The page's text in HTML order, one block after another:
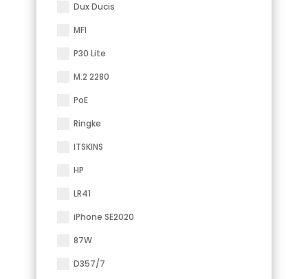
Dux Ducis
MFI
P30 Lite
M.2 2280
PoE
Ringke
ITSKINS
HP
LR41
iPhone SE2020
87W
D357/7